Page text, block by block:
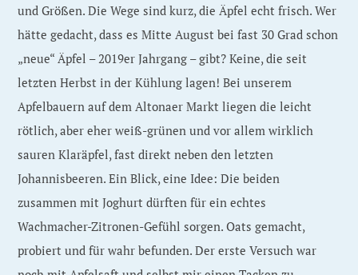
und Größen. Die Wege sind kurz, die Äpfel echt frisch. Wer
hätte gedacht, dass es Mitte August bei fast 30 Grad schon
„neue“ Äpfel – 2019er Jahrgang – gibt? Keine, die seit
letzten Herbst in der Kühlung lagen! Bei unserem
Apfelbauern auf dem Altonaer Markt liegen die leicht
rötlich, aber eher weiß-grünen und vor allem wirklich
sauren Klaräpfel, fast direkt neben den letzten
Johannisbeeren. Ein Blick, eine Idee: Die beiden
zusammen mit Joghurt dürften für ein echtes
Wachmacher-Zitronen-Gefühl sorgen. Oats gemacht,
probiert und für wahr befunden. Der erste Versuch war